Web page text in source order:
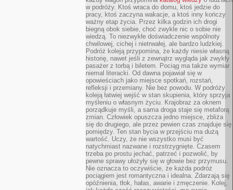
w podróży. Ktoś wraca do domu, ktoś jedzie do
pracy, ktoś zaczyna wakacje, a ktoś inny kończy
ważny etap życia. Przez kilka godzin ich drogi
biegną obok siebie, choć zwykle nic o sobie nie
wiedzą. To niezwykłe doświadczenie wspólnoty
chwilowej, cichej i nietrwałej, ale bardzo ludzkiej.
Podróż koleją przypomina, że każdy niesie własną
historię, nawet jeśli z zewnątrz wygląda jak zwykły
pasażer z torbą i biletem. Pociąg ma także wymiar
niemal literacki. Od dawna pojawiał się w
opowieściach jako miejsce spotkań, rozstań,
refleksji i przemiany. Nie bez powodu. W podróży
koleją łatwiej wejść w stan skupienia, który sprzyja
myśleniu o własnym życiu. Krajobraz za oknem
porządkuje myśli, a sama droga staje się metaforą
zmian. Człowiek opuszcza jedno miejsce, zbliża
się do drugiego, ale przez pewien czas znajduje się
pomiędzy. Ten stan bycia w przejściu ma dużą
wartość. Uczy, że nie wszystko musi być
natychmiast nazwane i rozstrzygnięte. Czasem
trzeba po prostu jechać, patrzeć i pozwolić, by
pewne sprawy ułożyły się w głowie bez przymusu.
Nie oznacza to oczywiście, że każda podróż
pociągiem jest romantyczna i idealna. Zdarzają się
opóźnienia, tłok, hałas, awarie i zmęczenie. Kolej,